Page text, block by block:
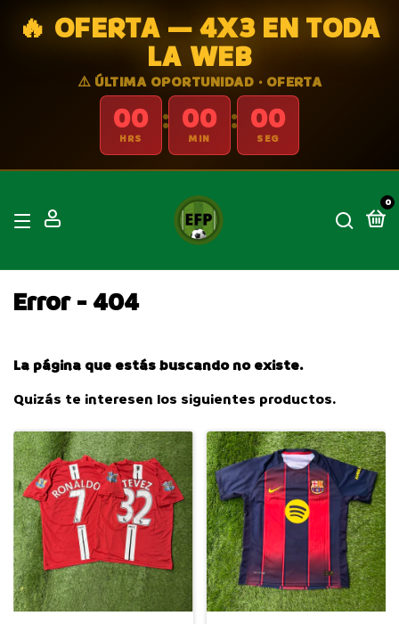
🔥 OFERTA — 4X3 EN TODA
LA WEB
⚠️ ÚLTIMA OPORTUNIDAD · OFERTA
00
HRS
: 00
MIN
: 00
SEG
0
Error - 404
La página que estás buscando no existe.
Quizás te interesen los siguientes productos.